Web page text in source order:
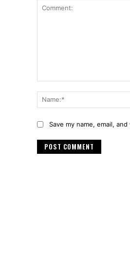
Save my name, email,